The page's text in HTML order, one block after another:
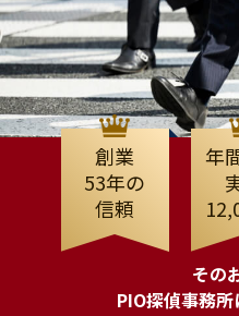
創業
53年の
信頼
年
その
PIO探偵事務